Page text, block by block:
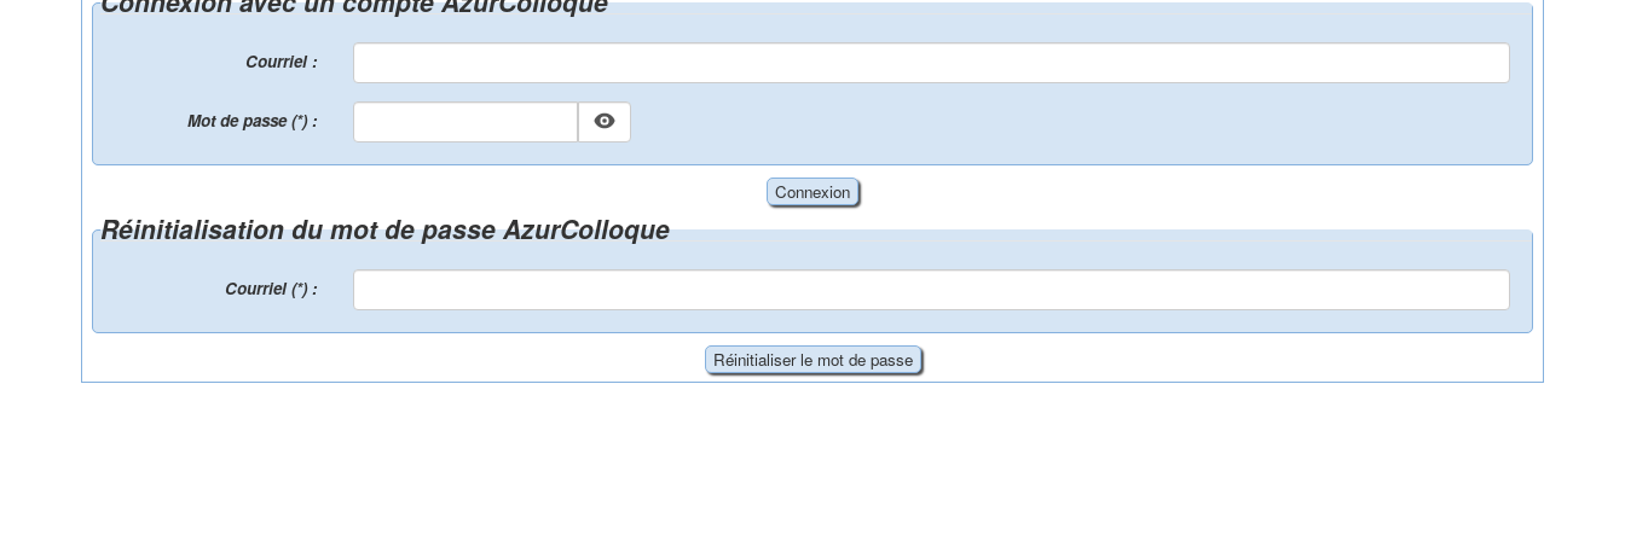
Courriel :
Mot de passe (*) :
Réinitialisation du mot de passe AzurColloque
Courriel (*) :